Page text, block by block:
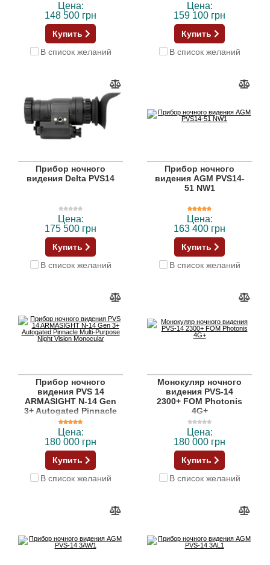
Цена:
148 500 грн
Купить
В список желаний
Цена:
159 100 грн
Купить
В список желаний
Прибор ночного
видения Delta PVS14
Цена:
175 500 грн
Купить
В список желаний
Прибор ночного
видения AGM PVS14-
51 NW1
Цена:
163 400 грн
Купить
В список желаний
Прибор ночного
видения PVS 14
ARMASIGHT N-14 Gen
3+ Autogated Pinnacle
Multi-Purpose Night
Vision Monocular
Цена:
180 000 грн
Купить
В список желаний
Монокуляр ночного
видения PVS-14
2300+ FOM Photonis
4G+
Цена:
180 000 грн
Купить
В список желаний